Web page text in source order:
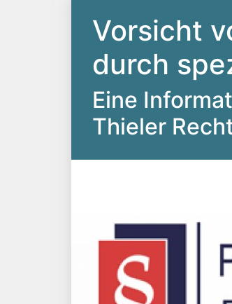
Vorsicht
durch
Eine
Thieler